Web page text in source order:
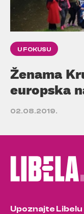
U FOKUSU
Ženama
europska
02.08.2019.
Upoznajte Libelu